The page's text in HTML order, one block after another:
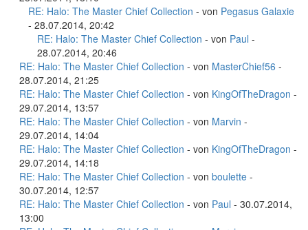
RE: Halo: The Master Chief Collection - von Pegasus Galaxie
- 28.07.2014, 20:42
RE: Halo: The Master Chief Collection - von Paul -
28.07.2014, 20:46
RE: Halo: The Master Chief Collection - von MasterChief56 -
28.07.2014, 21:25
RE: Halo: The Master Chief Collection - von KingOfTheDragon -
29.07.2014, 13:57
RE: Halo: The Master Chief Collection - von Marvin -
29.07.2014, 14:04
RE: Halo: The Master Chief Collection - von KingOfTheDragon -
29.07.2014, 14:18
RE: Halo: The Master Chief Collection - von boulette -
30.07.2014, 12:57
RE: Halo: The Master Chief Collection - von Paul - 30.07.2014,
13:00